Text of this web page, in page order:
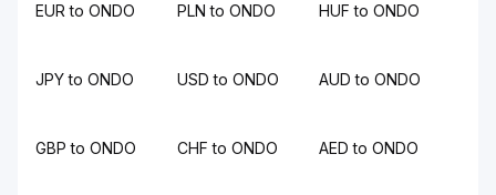
EUR to ONDO PLN to ONDO HUF to ONDO
JPY to ONDO USD to ONDO AUD to ONDO
GBP to ONDO CHF to ONDO AED to ONDO